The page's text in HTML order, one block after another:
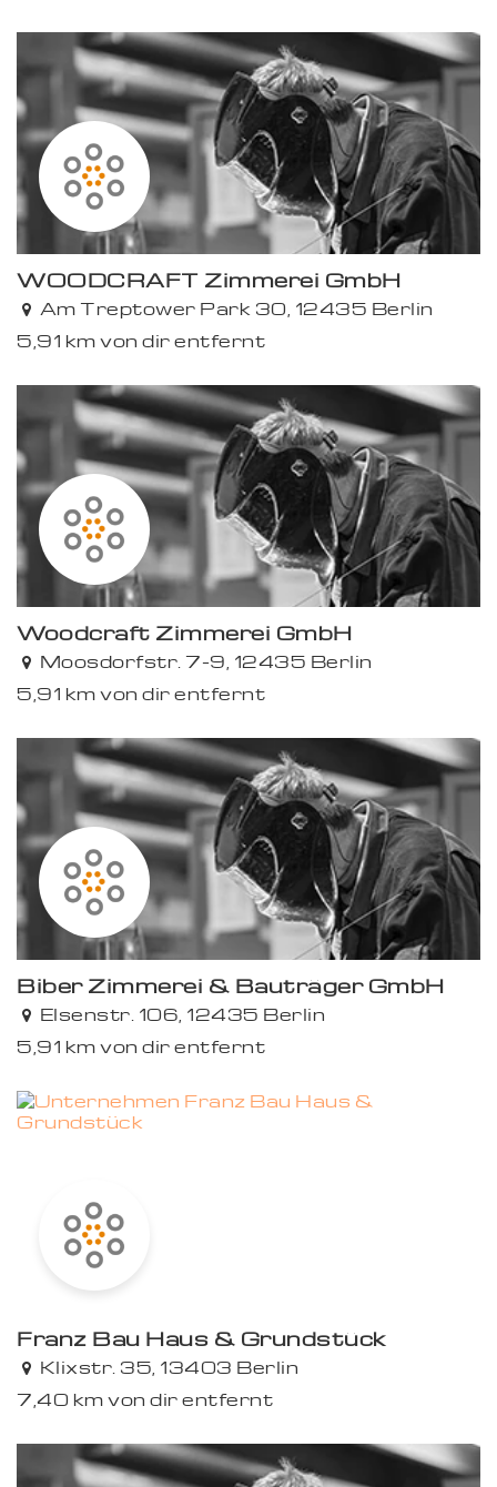
WOODCRAFT Zimmerei GmbH
Am Treptower Park 30, 12435 Berlin
5,91 km von dir entfernt
Woodcraft Zimmerei GmbH
Moosdorfstr. 7-9, 12435 Berlin
5,91 km von dir entfernt
Biber Zimmerei & Bauträger GmbH
Elsenstr. 106, 12435 Berlin
5,91 km von dir entfernt
Franz Bau Haus & Grundstück
Klixstr. 35, 13403 Berlin
7,40 km von dir entfernt